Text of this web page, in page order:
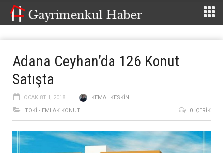
Adana Ceyhan’da 126 Konut
Satışta
OCAK 8TH, 2018
KEMAL KESKIN
TOKİ - EMLAK KONUT
0 İÇERIK